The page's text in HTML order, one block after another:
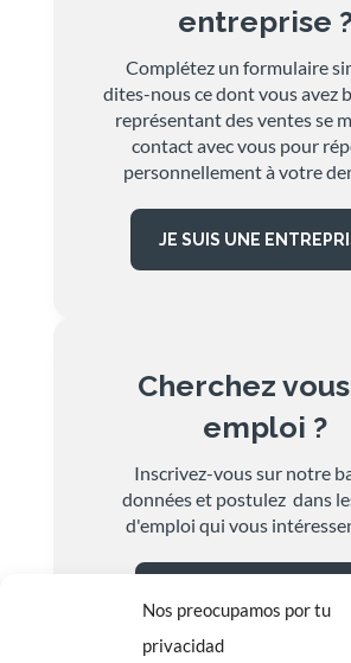
Nos preocupamos por tu
privacidad
entreprise
Complétez un formulaire
dites-nous ce dont vous avez
représentant des ventes se
contact avec vous pour
personnellement à votre
JE SUIS UNE
Cherchez
emploi ?
Inscrivez-vous sur notre
données et postulez dans
d'emploi qui vous